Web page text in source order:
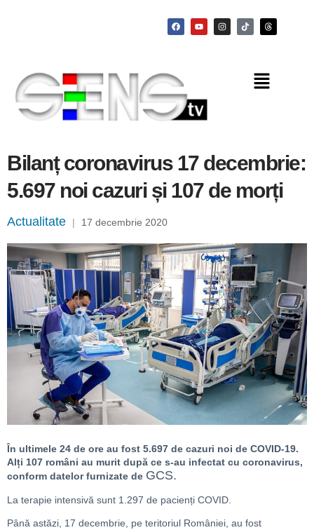
Bilanț coronavirus 17 decembrie:
5.697 noi cazuri și 107 de morți
Actualitate | 17 decembrie 2020
În ultimele 24 de ore au fost 5.697 de cazuri noi de COVID-19.
Alți 107 români au murit după ce s-au infectat cu coronavirus,
conform datelor furnizate de GCS.
La terapie intensivă sunt 1.297 de pacienți COVID.
Până astăzi, 17 decembrie, pe teritoriul României, au fost